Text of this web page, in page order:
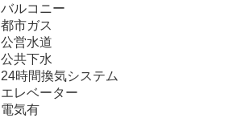
バルコニー
都市ガス
公営水道
公共下水
24時間換気システム
エレベーター
電気有